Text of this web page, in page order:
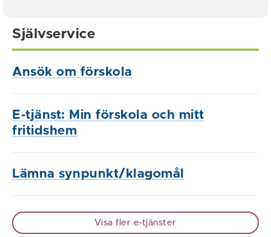
Självservice
Ansök om förskola
E-tjänst: Min förskola och mitt
fritidshem
Lämna synpunkt/klagomål
Visa fler e-tjänster